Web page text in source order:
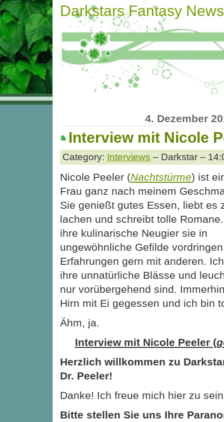
Darkstars Fantasy News
4. Dezember
Interview mit Nicole
Category: Interviews – Darkstar –
Nicole Peeler (Nachtstürme) ist
Frau ganz nach meinem
Sie genießt gutes Essen, liebt es
lachen und schreibt tolle
ihre kulinarische Neugier sie in
ungewöhnliche Gefilde
Erfahrungen gern mit anderen.
ihre unnatürliche Blässe und
nur vorübergehend sind.
Hirn mit Ei gegessen und ich bin
Ähm, ja.
Interview mit Nicole Peeler (
Herzlich willkommen zu
Dr. Peeler!
Danke! Ich freue mich hier zu
Bitte stellen Sie uns Ihre